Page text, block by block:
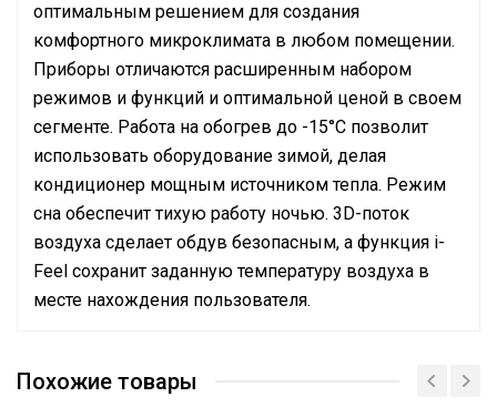
оптимальным решением для создания
комфортного микроклимата в любом помещении.
Приборы отличаются расширенным набором
режимов и функций и оптимальной ценой в своем
сегменте. Работа на обогрев до -15°С позволит
использовать оборудование зимой, делая
кондиционер мощным источником тепла. Режим
сна обеспечит тихую работу ночью. 3D-поток
воздуха сделает обдув безопасным, а функция i-
Feel сохранит заданную температуру воздуха в
месте нахождения пользователя.
площадью до
Похожие товары